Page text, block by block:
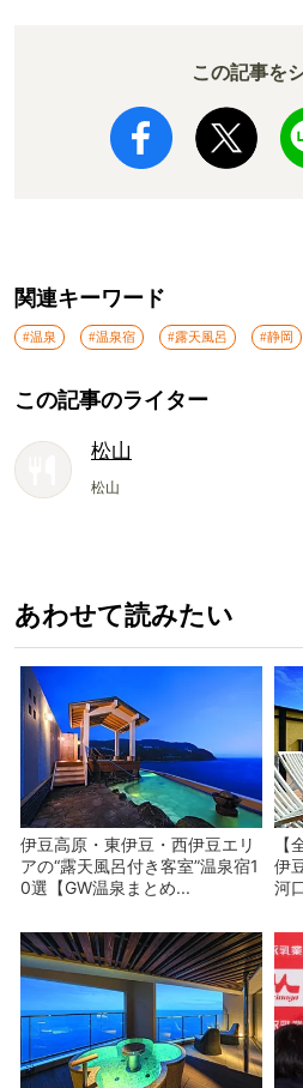
この記事を
関連キーワード
#温泉 #温泉宿 #露天風呂 #静岡
この記事のライター
松山
松山
あわせて読みたい
伊豆高原・東伊豆・西伊豆エリ
アの“露天風呂付き客室”温泉宿1
0選【GW温泉まとめ...
伊
河